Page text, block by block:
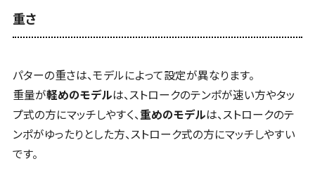
重さ
パターの重さは、モデルによって設定が異なります。
重量が軽めのモデルは、ストロークのテンポが速い方やタッ
プ式の方にマッチしやすく、 重めのモデルは、ストロークのテ
ンポがゆったりとした方、ストローク式の方にマッチしやすい
です。